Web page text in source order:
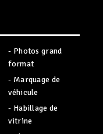
- Photos grand
format
- Marquage de
véhicule
- Habillage de
vitrine